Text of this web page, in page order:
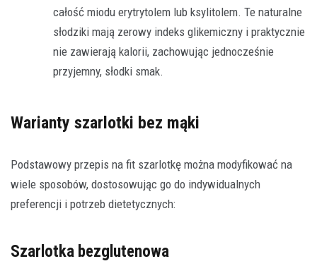
całość miodu erytrytolem lub ksylitolem. Te naturalne
słodziki mają zerowy indeks glikemiczny i praktycznie
nie zawierają kalorii, zachowując jednocześnie
przyjemny, słodki smak.
Warianty szarlotki bez mąki
Podstawowy przepis na fit szarlotkę można modyfikować na
wiele sposobów, dostosowując go do indywidualnych
preferencji i potrzeb dietetycznych:
Szarlotka bezglutenowa